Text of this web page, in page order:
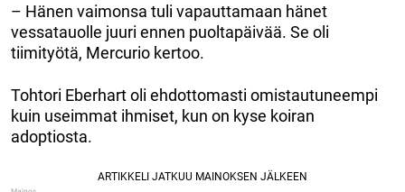
– Hänen vaimonsa tuli vapauttamaan hänet
vessatauolle juuri ennen puoltapäivää. Se oli
tiimityötä, Mercurio kertoo.
Tohtori Eberhart oli ehdottomasti omistautuneempi
kuin useimmat ihmiset, kun on kyse koiran
adoptiosta.